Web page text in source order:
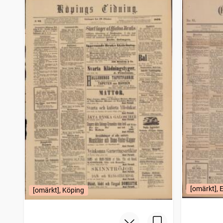
Gefle dagblad
Motalaposten
3 525
träffar
Hudiksvallsposten
3 506
träffar
Elfsborgs läns tidning
3 484
träffar
Upsala nya tidning
3 478
träffar
Söderköpingsposten
3 476
träffar
Skåningen Eslövs tidning
3 460
träffar
Cimbrishamnsbladet
3 447
träffar
Karlstadstidningen
3 418
träffar
Malmötidningen
3 412
träffar
Wermlands allehanda
3 375
träffar
Umebladet
3 272
träffar
Helsingen (Söderhamn : 1882)
3 272
träffar
Höganäs tidning
3 222
träffar
Blekingekuriren (Karlskrona : 1892)
3 192
träffar
Falkenbergs tidning
3 179
träffar
Sölvesborgstidningen
3 151
träffar
Göteborgs morgonpost
3 116
[omärkt], Köping [omärkt],